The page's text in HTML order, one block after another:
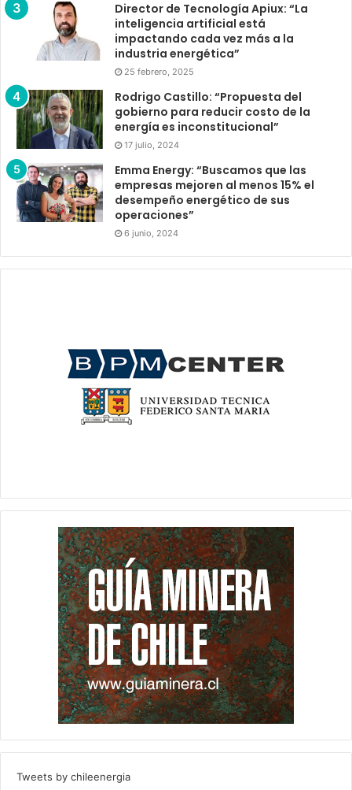
Director de Tecnología Apiux: “La
inteligencia artificial está
impactando cada vez más a la
industria energética”
25 febrero, 2025
Rodrigo Castillo: “Propuesta del
gobierno para reducir costo de la
energía es inconstitucional”
17 julio, 2024
Emma Energy: “Buscamos que las
empresas mejoren al menos 15% el
desempeño energético de sus
operaciones”
6 junio, 2024
Tweets by chileenergia